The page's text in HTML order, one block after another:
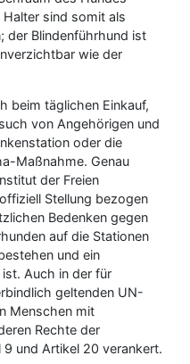
sind somit als
der Blindenführhund ist
wie der
beim täglichen Einkauf,
von Angehörigen und
oder die
Maßnahme. Genau
der Freien
Stellung bezogen
Bedenken gegen
auf die Stationen
und ein
Auch in der für
geltenden UN-
Menschen mit
Rechte der
9 und Artikel 20 verankert.